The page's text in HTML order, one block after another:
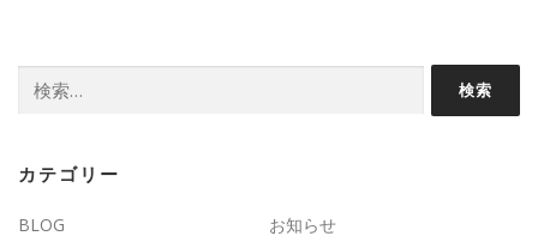
索:
カテゴリー
BLOG
お知らせ